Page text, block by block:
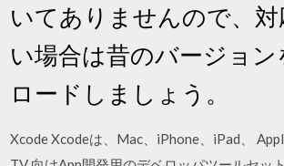
いてありませんので、対
い場合は昔のバージョン
ロードしましょう。
Xcode Xcodeは、Mac、iPhone、iPad、